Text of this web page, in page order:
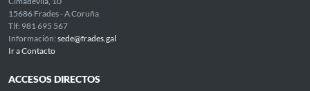
15686 Frades - A Coruña
Tlf: 981 695 567
Información: sede@frades.gal
Ir a Contacto
ACCESOS DIRECTOS